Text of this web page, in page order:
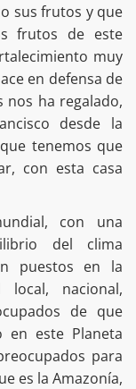
sus frutos y que
frutos de este
muy
en defensa de
nos ha regalado,
desde la
tenemos que
con esta casa
con una
del clima
puestos en la
nacional,
de que
en este Planeta
para
es la Amazonía,